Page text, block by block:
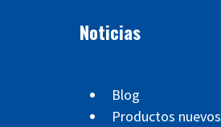
Noticias
Blog
Productos nuevos